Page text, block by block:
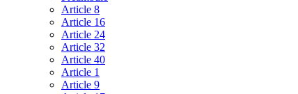
Article 8
Article 16
Article 24
Article 32
Article 40
Article 1
Article 9